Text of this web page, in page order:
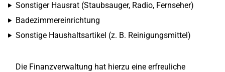
Sonstiger Hausrat (Staubsauger, Radio, Fernseher)
Badezimmereinrichtung
Sonstige Haushaltsartikel (z. B. Reinigungsmittel)
Die Finanzverwaltung hat hierzu eine erfreuliche